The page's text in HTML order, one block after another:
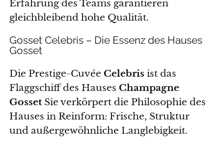
Erfahrung des Teams garantieren
gleichbleibend hohe Qualität.
Gosset Celebris – Die Essenz des Hauses
Gosset
Die Prestige-Cuvée Celebrisist das
Flaggschiff des Hauses Champagne
GossetSie verkörpert die Philosophie des
Hauses in Reinform: Frische, Struktur
und außergewöhnliche Langlebigkeit.